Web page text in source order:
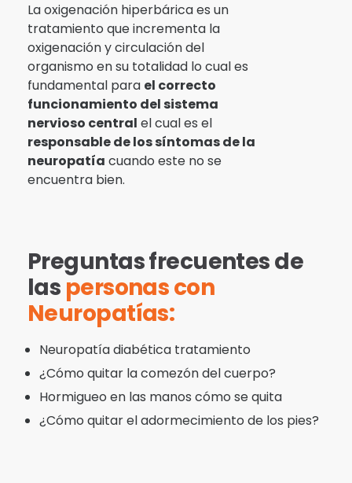
La oxigenación hiperbárica es un
tratamiento que incrementa la
oxigenación y circulación del
organismo en su totalidad lo cual es
fundamental para el correcto
funcionamiento del sistema
nervioso central el cual es el
responsable de los síntomas de la
neuropatía cuando este no se
encuentra bien.
Preguntas frecuentes de
las personas con
Neuropatías:
Neuropatía diabética tratamiento
¿Cómo quitar la comezón del cuerpo?
Hormigueo en las manos cómo se quita
¿Cómo quitar el adormecimiento de los pies?